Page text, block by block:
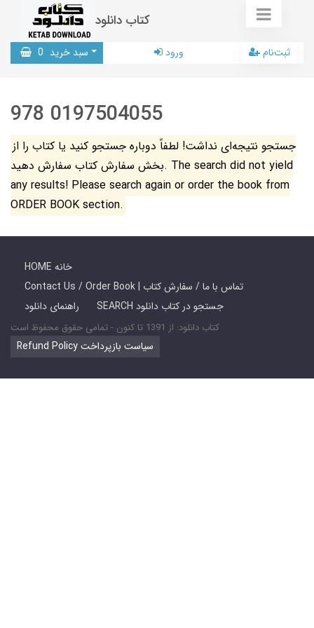
کتاب دانلود
سبد خرید 0 ورود ثبت‌نام
978 0197504055
جستجو نتیجه‌ای نداشت! لطفاً دوباره جستجو کنید یا کتاب را از
بخش سفارش کتاب سفارش دهید. The search did not yield
any results! Please search again or order the book from
ORDER BOOK section.
HOME خانه
Contact Us / Order Book | تماس با ما / سفارش کتاب
راهنمای دانلود
SEARCH جستجو در کتاب دانلود
کتاب دانلود: از 1391 تا کنون - تمامی حقوق محفوظ است
Refund Policy سیاست بازپرداخت